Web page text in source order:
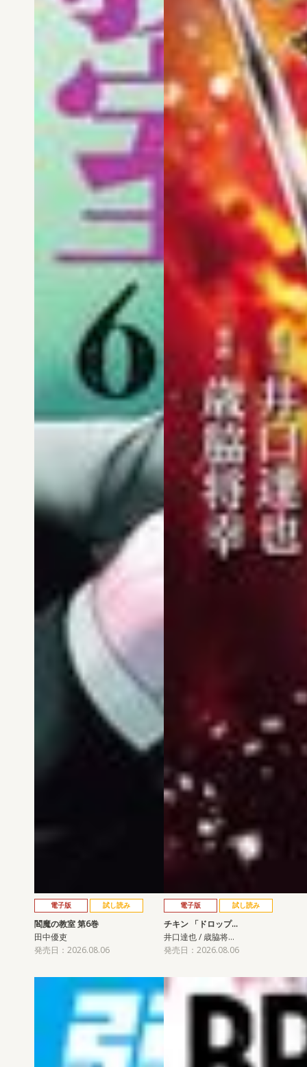
電子版 試し読み
閻魔の教室 第6巻
田中優吏
発売日：2026.08.06
電子版 試し読み
チキン 「ドロップ…
井口達也 / 歳脇将…
発売日：2026.08.06